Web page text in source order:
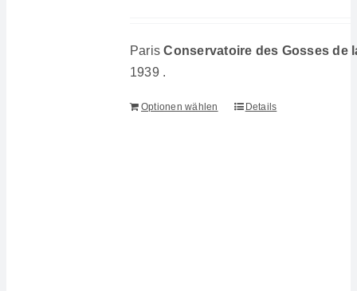
ParisConservatoire des Gosses de
1939 .
Optionen wählen Details